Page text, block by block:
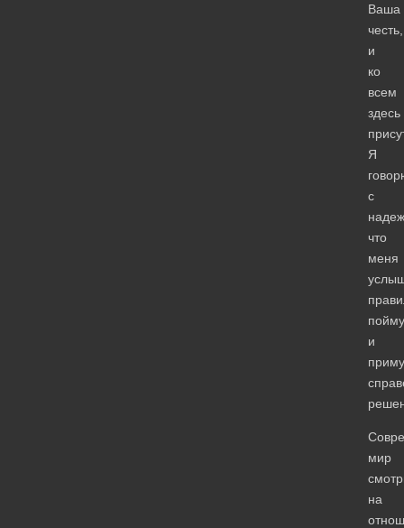
Ваша
честь,
и
ко
всем
здесь
Я
с
что
меня
и
мир
на